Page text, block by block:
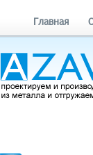
Главная